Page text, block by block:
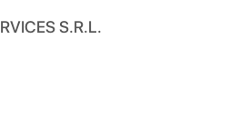
S.R.L.